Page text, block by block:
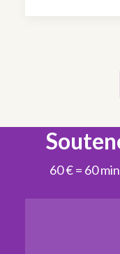
60 € = 60